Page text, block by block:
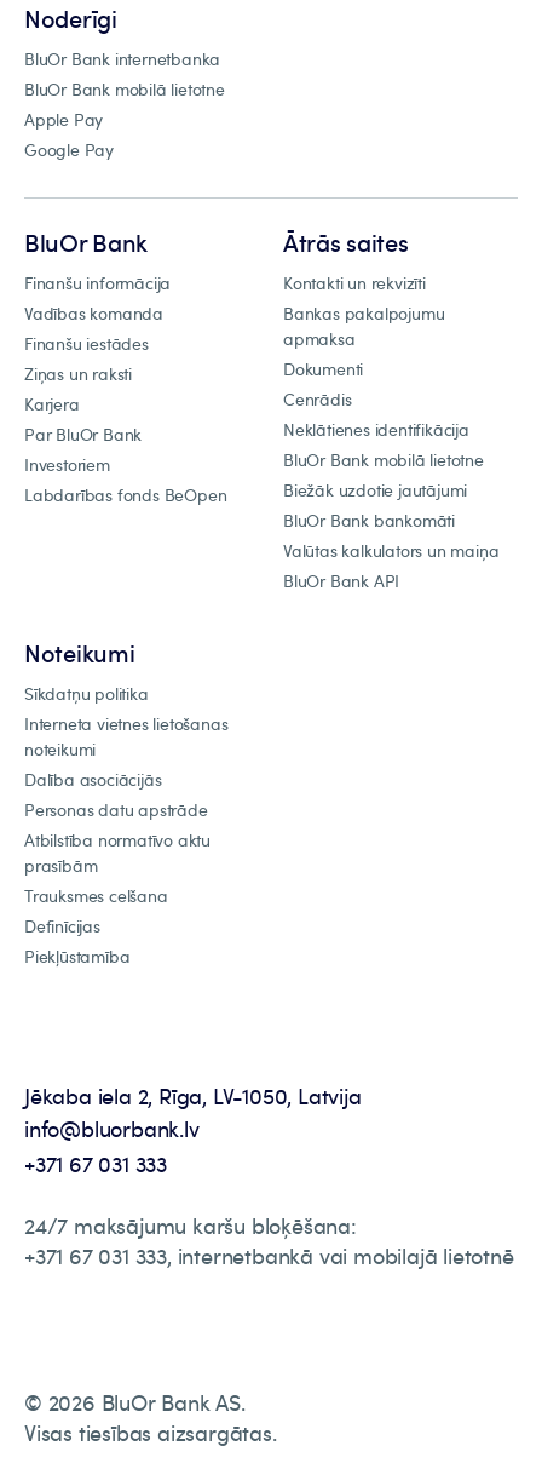
Noderīgi
BluOr Bank internetbanka
BluOr Bank mobilā lietotne
Apple Pay
Google Pay
BluOr Bank
Finanšu informācija
Vadības komanda
Finanšu iestādes
Ziņas un raksti
Karjera
Par BluOr Bank
Investoriem
Labdarības fonds BeOpen
Ātrās saites
Kontakti un rekvizīti
Bankas pakalpojumu
apmaksa
Dokumenti
Cenrādis
Neklātienes identifikācija
BluOr Bank mobilā lietotne
Biežāk uzdotie jautājumi
BluOr Bank bankomāti
Valūtas kalkulators un maiņa
BluOr Bank API
Noteikumi
Sīkdatņu politika
Interneta vietnes lietošanas
noteikumi
Dalība asociācijās
Personas datu apstrāde
Atbilstība normatīvo aktu
prasībām
Trauksmes celšana
Definīcijas
Piekļūstamība
Jēkaba iela 2, Rīga, LV-1050, Latvija
info@bluorbank.lv
+371 67 031 333
24/7 maksājumu karšu bloķēšana:
+371 67 031 333, internetbankā vai mobilajā lietotnē
© 2026 BluOr Bank AS.
Visas tiesības aizsargātas.